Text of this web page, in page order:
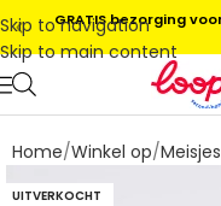
Skip to navigation
Skip to main content
Home Winkel op Meisjes
UITVERKOCHT